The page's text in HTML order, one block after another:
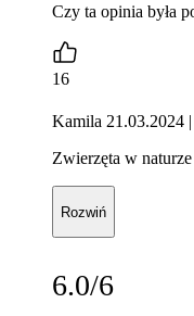
Czy ta opinia była
16
Kamila 21.03.2024
Zwierzęta w
Rozwiń
6.0/6